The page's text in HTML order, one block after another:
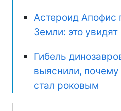
Астероид Апофис
Земли: это
Гибель
выяснили,
стал роковым